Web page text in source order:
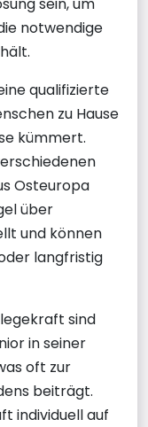
sein, um
notwendige
qualifizierte
zu Hause
kümmert.
Osteuropa
über
und können
langfristig
sind
in seiner
oft zur
beiträgt.
individuell auf